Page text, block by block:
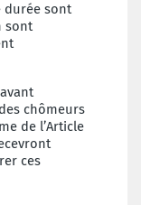
durée sont
sont
chômeurs
de l’Article
ces